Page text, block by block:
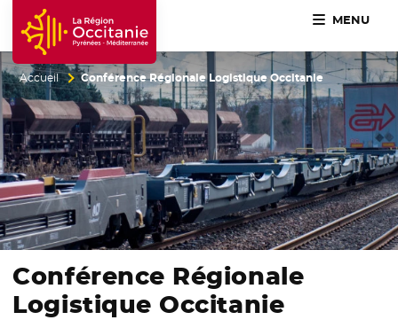
Accueil Région Occitanie / Pyrénées-Méditerranée
MENU
Accueil Conférence Régionale Logistique Occitanie
Conférence Régionale
Logistique Occitanie